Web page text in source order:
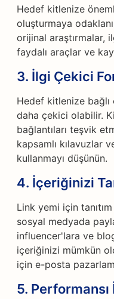
Hedef kitlenize
oluşturmaya
orijinal araştırmalar,
faydalı araçlar ve
3. İlgi Çekici
Hedef kitlenize
daha çekici olabilir.
bağlantıları teşvik
kapsamlı kılavuzlar
kullanmayı düşünün.
4. İçeriğinizi
Link yemi için
sosyal medyada
influencer'lara ve
içeriğinizi mümkün
için e-posta
5.